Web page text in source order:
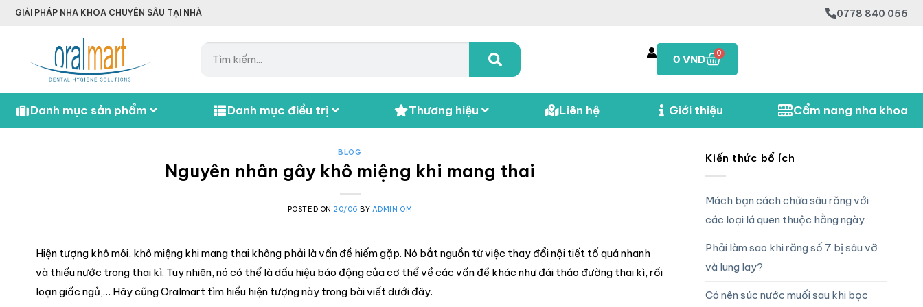
GIẢI PHÁP NHA KHOA CHUYÊN SÂU TẠI NHÀ 0778 840 056
0 VND 0
Danh mục sản phẩm Danh mục điều trị Thương hiệu Liên hệ Giới thiệu Cẩm nang nha khoa
BLOG
Nguyên nhân gây khô miệng khi mang thai
POSTED ON 20/06 BY ADMIN OM
Hiện tượng khô môi, khô miệng khi mang thai không phải là vấn đề hiếm gặp. Nó bắt nguồn từ việc thay đổi nội tiết tố quá nhanh
và thiếu nước trong thai kì. Tuy nhiên, nó có thể là dấu hiệu báo động của cơ thể về các vấn đề khác như đái tháo đường thai kì, rối
loạn giấc ngủ,… Hãy cũng Oralmart tìm hiểu hiện tượng này trong bài viết dưới đây.
Kiến thức bổ ích
Mách bạn cách chữa sâu răng với
các loại lá quen thuộc hằng ngày
Phải làm sao khi răng số 7 bị sâu vỡ
và lung lay?
Có nên súc nước muối sau khi bọc